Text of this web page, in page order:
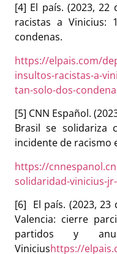
[4] El país. (2023,
racistas a Vinicius:
condenas.
https://elpais.com/
insultos-racistas-a-
tan-solo-dos-
[5] CNN Español.
Brasil se solidariza
incidente de racismo
https://
solidaridad-vinicius-
[6] El país. (2023,
Valencia: cierre
partidos y
Viniciushttps://